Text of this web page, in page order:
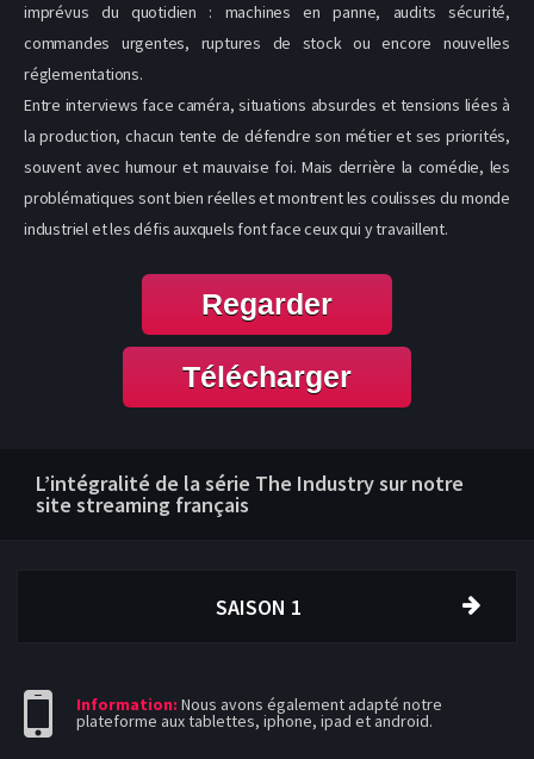
imprévus du quotidien : machines en panne, audits sécurité,
commandes urgentes, ruptures de stock ou encore nouvelles
réglementations.
Entre interviews face caméra, situations absurdes et tensions liées à
la production, chacun tente de défendre son métier et ses priorités,
souvent avec humour et mauvaise foi. Mais derrière la comédie, les
problématiques sont bien réelles et montrent les coulisses du monde
industriel et les défis auxquels font face ceux qui y travaillent.
Regarder
Télécharger
L’intégralité de la série The Industry sur notre
site streaming français
SAISON 1
Information: Nous avons également adapté notre
plateforme aux tablettes, iphone, ipad et android.